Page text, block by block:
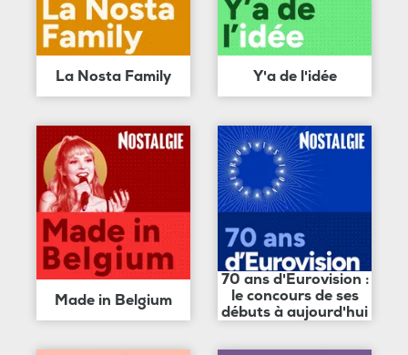
La Nosta Family Y'a de l'idée
Made in Belgium
70 ans d'Eurovision :
le concours de ses
débuts à aujourd'hui